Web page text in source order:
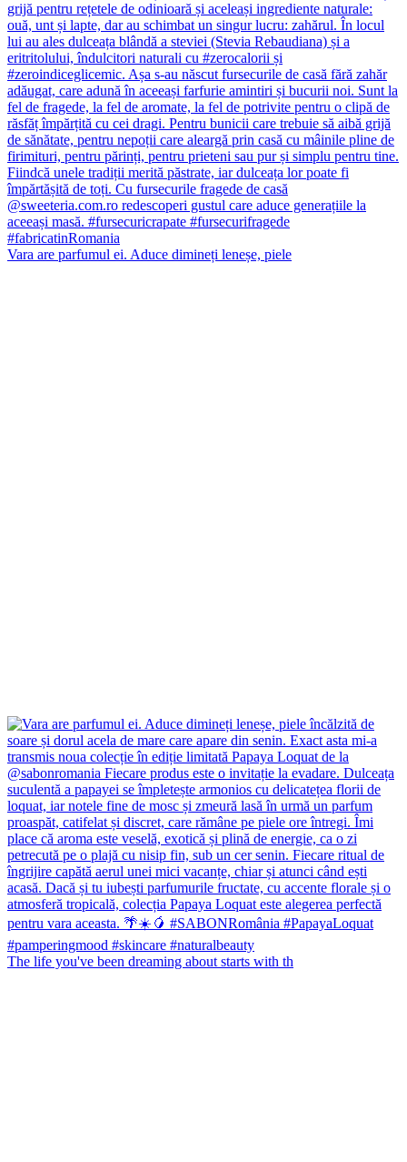
Vara are parfumul ei. Aduce dimineți leneșe, piele
The life you've been dreaming about starts with th